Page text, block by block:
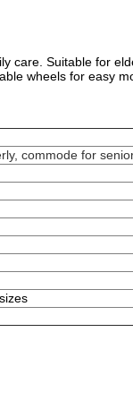
care. Suitable for
wheels for easy
commode for